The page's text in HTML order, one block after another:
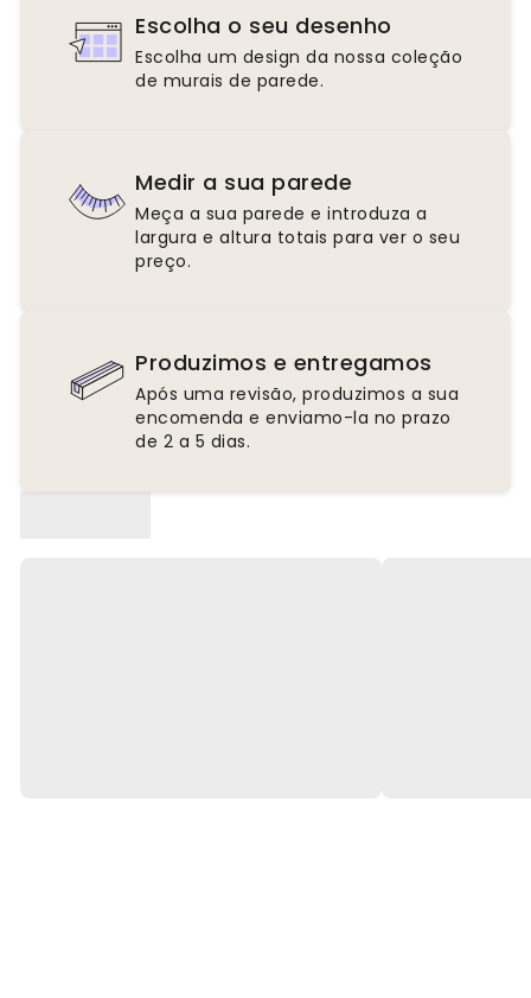
Escolha o seu desenho
Escolha um design da nossa coleção
de murais de parede.
Medir a sua parede
Meça a sua parede e introduza a
largura e altura totais para ver o seu
preço.
Produzimos e entregamos
Após uma revisão, produzimos a sua
encomenda e enviamo-la no prazo
de 2 a 5 dias.